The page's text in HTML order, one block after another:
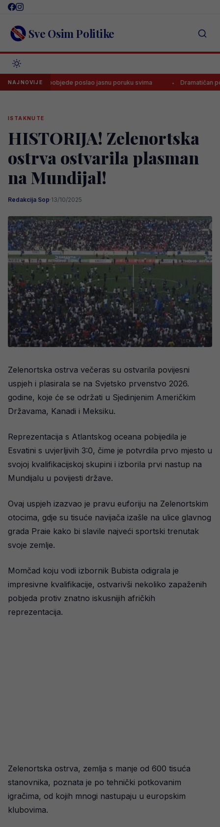
Skip
content Sve Osim Politike
NAJNOVIJE
nakon pobjede poslao jasnu poruku svima Dramatičan početak
ISTAKNUTE
HISTORIJA! Zelenortska
ostrva ostvarila plasman
na Mundijal!
Redakcija Sop·13/10/2025
Zelenortska ostrva večeras su ostvarila povijesni
uspjeh i plasirala se na Svjetsko prvenstvo 2026.
godine, koje će se održati u Sjedinjenim Američkim
Državama, Kanadi i Meksiku.
Reprezentacija s Atlantskog oceana pobijedila je
Esvatini s uvjerljivih 3:0, čime je potvrdila prvo mjesto u
svojoj kvalifikacijskoj skupini i izborila prvi nastup na
Mundijalu u povijesti države.
Ovaj uspjeh izazvao je pravu euforiju na Zelenortskim
otocima, gdje su tisuće navijača izašle na ulice glavnog
grada Praie kako bi slavile najveći sportski trenutak
svoje zemlje.
Momčad koju vodi izbornik Bubista odigrala je
impresivne kvalifikacije, ostvarivši nekoliko zapaženih
pobjeda protiv znatno iskusnijih afričkih
reprezentacija.
Zelenortska ostrva, zemlja s manje od 600 tisuća
stanovnika, poznata je po tehnički potkovanim
igračima, od kojih mnogi nastupaju u europskim
klubovima.